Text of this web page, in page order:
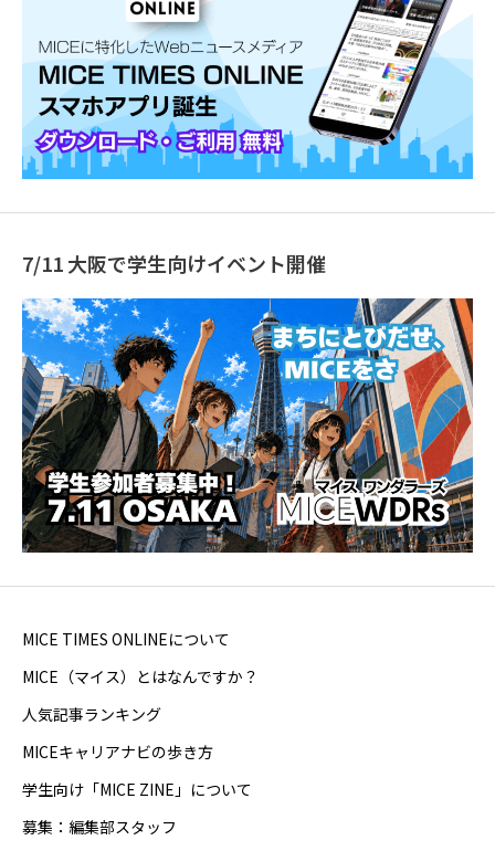
7/11 大阪で学生向けイベント開催
MICE TIMES ONLINEについて
MICE（マイス）とはなんですか？
人気記事ランキング
MICEキャリアナビの歩き方
学生向け「MICE ZINE」について
募集：編集部スタッフ